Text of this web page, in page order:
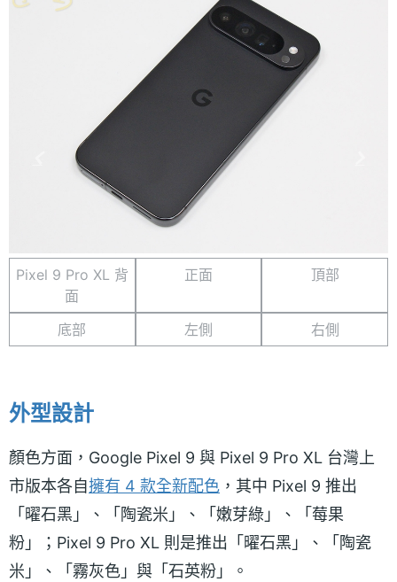
Pixel 9 Pro XL 背
面
正面 頂部
底部 左側 右側
外型設計
顏色方面，Google Pixel 9 與 Pixel 9 Pro XL 台灣上
市版本各自擁有 4 款全新配色 ，其中 Pixel 9 推出
「曜石黑」、「陶瓷米」、「嫩芽綠」、「莓果
粉」；Pixel 9 Pro XL 則是推出「曜石黑」、「陶瓷
米」、「霧灰色」與「石英粉」。